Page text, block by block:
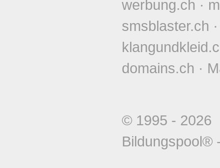
werbung.ch ·
smsblaster.ch
domains.ch ·
© 1995 -
Bildungspool®